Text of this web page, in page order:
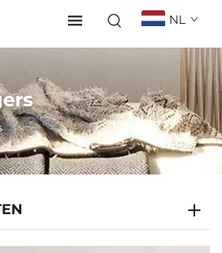
NL